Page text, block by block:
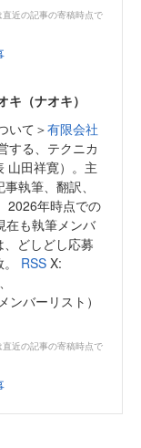
近の記事の寄稿時点で
（ナオキ）
いて＞有限会社
する、テクニカ
山田祥寛）。主
執筆、翻訳、
2026年時点での
在も執筆メンバ
どしどし応募
RSS X:
メンバーリスト）
近の記事の寄稿時点で